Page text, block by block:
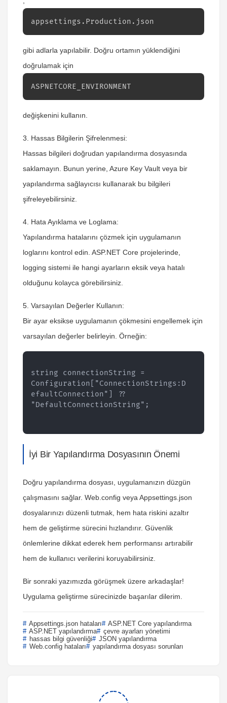
appsettings.Production.json
gibi adlarla yapılabilir. Doğru ortamın yüklendiğini
doğrulamak için
ASPNETCORE_ENVIRONMENT
değişkenini kullanın.
3. Hassas Bilgilerin Şifrelenmesi:
Hassas bilgileri doğrudan yapılandırma dosyasında
saklamayın. Bunun yerine, Azure Key Vault veya bir
yapılandırma sağlayıcısı kullanarak bu bilgileri
şifreleyebilirsiniz.
4. Hata Ayıklama ve Loglama:
Yapılandırma hatalarını çözmek için uygulamanın
loglarını kontrol edin. ASP.NET Core projelerinde,
logging sistemi ile hangi ayarların eksik veya hatalı
olduğunu kolayca görebilirsiniz.
5. Varsayılan Değerler Kullanın:
Bir ayar eksikse uygulamanın çökmesini engellemek için
varsayılan değerler belirleyin. Örneğin:
string connectionString =
Configuration["ConnectionStrings:D
efaultConnection"] ??
"DefaultConnectionString";
İyi Bir Yapılandırma Dosyasının Önemi
Doğru yapılandırma dosyası, uygulamanızın düzgün
çalışmasını sağlar. Web.config veya Appsettings.json
dosyalarınızı düzenli tutmak, hem hata riskini azaltır
hem de geliştirme sürecini hızlandırır. Güvenlik
önlemlerine dikkat ederek hem performansı artırabilir
hem de kullanıcı verilerini koruyabilirsiniz.
Bir sonraki yazımızda görüşmek üzere arkadaşlar!
Uygulama geliştirme sürecinizde başarılar dilerim.
Appsettings.json hataları
ASP.NET Core yapılandırma
ASP.NET yapılandırma
çevre ayarları yönetimi
hassas bilgi güvenliği
JSON yapılandırma
Web.config hataları
yapılandırma dosyası sorunları